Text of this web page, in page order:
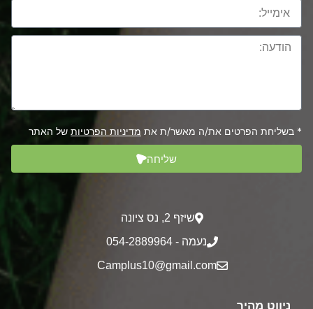
* בשליחת הפרטים את/ה מאשר/ת את מדיניות הפרטיות של האתר
שליחה
שיזף 2‎, נס ציונה
נעמה - 054-2889964
Camplus10@gmail.com
ניווט מהיר